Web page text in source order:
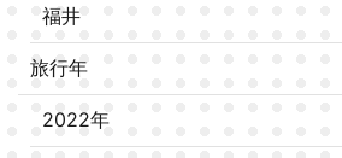
福井
旅行年
2022年